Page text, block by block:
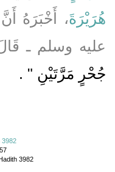
هُرَيْرَةَ، أَخْبَرَهُ
عليه وسلم ـ
جُحْرٍ مَرَّتَيْنِ ‏" ‏ ‏.‏
3982
3982